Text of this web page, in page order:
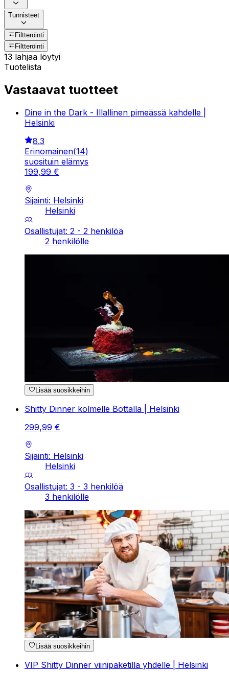
Tunnisteet
Filtteröinti
Filtteröinti
13 lahjaa löytyi
Tuotelista
Vastaavat tuotteet
Dine in the Dark - Illallinen pimeässä kahdelle |
Helsinki
8.3
Erinomainen(14)
suosituin elämys
199,99 €
Sijainti: Helsinki
Helsinki
Osallistujat: 2 - 2 henkilöä
2 henkilölle
Lisää suosikkeihin
Shitty Dinner kolmelle Bottalla | Helsinki
299,99 €
Sijainti: Helsinki
Helsinki
Osallistujat: 3 - 3 henkilöä
3 henkilölle
Lisää suosikkeihin
VIP Shitty Dinner viinipaketilla yhdelle | Helsinki